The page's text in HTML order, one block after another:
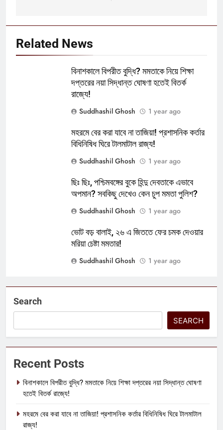
Related News
বিনাশকালে বিপরীত বুদ্ধি? মমতাকে নিয়ে শিক্ষা
দপ্তরের নয়া সিদ্ধান্ত ঘোষণা হতেই বিতর্ক
রাজ্যে!
Suddhashil Ghosh
1 year ago
মহরমে বের করা যাবে না তাজিয়া! প্রশাসনিক কর্তার
বিধিনিষিধ ঘিরে টালমাটাল রাজ্য!
Suddhashil Ghosh
1 year ago
ছিঃ ছিঃ, পশ্চিমবঙ্গের বুকে হিন্দু দেবতাকে এভাবে
অপমান? সবকিছু দেখেও কেন চুপ মমতা পুলিশ?
Suddhashil Ghosh
1 year ago
ভোট বড় বালাই, ২৬ এ জিততে ফের চমক দেওয়ার
মরিয়া চেষ্টা মমতার!
Suddhashil Ghosh
1 year ago
Search
SEARCH
Recent Posts
বিনাশকালে বিপরীত বুদ্ধি? মমতাকে নিয়ে শিক্ষা দপ্তরের নয়া সিদ্ধান্ত ঘোষণা
হতেই বিতর্ক রাজ্যে!
মহরমে বের করা যাবে না তাজিয়া! প্রশাসনিক কর্তার বিধিনিষিধ ঘিরে টালমাটাল
রাজ্য!